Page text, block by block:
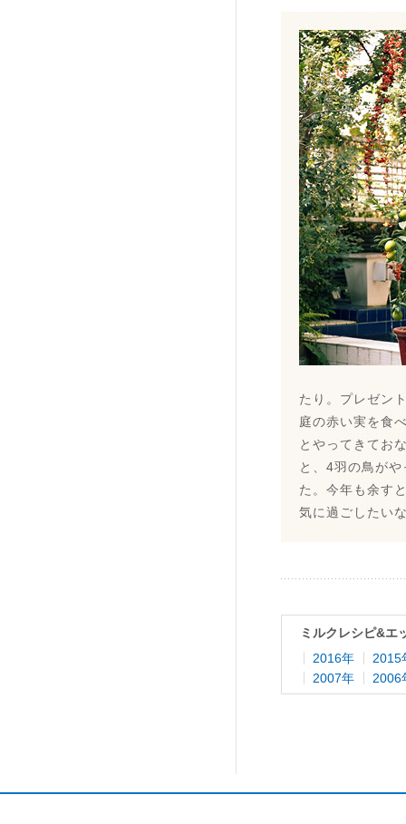
たり。プレゼン
庭の赤い実を食
とやってきてお
と、4羽の鳥が
た。今年も余す
気に過ごしたい
ミルクレシピ&エ
2016年
2015
2007年
2006